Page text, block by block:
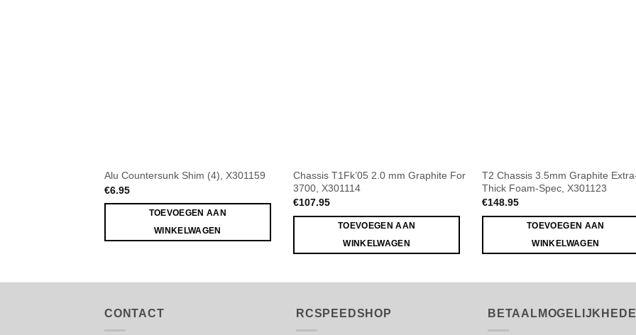
Alu Countersunk Shim (4), X301159
€6.95
TOEVOEGEN AAN
WINKELWAGEN
Chassis T1Fk’05 2.0 mm Graphite For
3700, X301114
€107.95
TOEVOEGEN AAN
WINKELWAGEN
T2 Chassis 3.5mm Graphite
Thick Foam-Spec, X301123
€148.95
TOEVOEGEN AAN
WINKELWAGEN
CONTACT RCSPEEDSHOP